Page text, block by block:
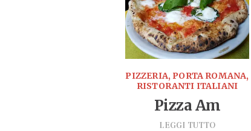
PIZZERIA, PORTA ROMANA,
RISTORANTI ITALIANI
Pizza Am
LEGGI TUTTO